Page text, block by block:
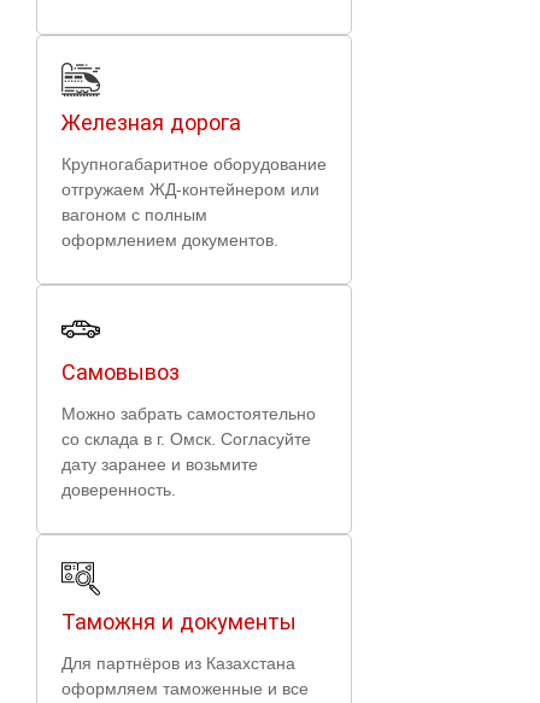
Железная дорога
Крупногабаритное оборудование
отгружаем ЖД-контейнером или
вагоном с полным
оформлением документов.
Самовывоз
Можно забрать самостоятельно
со склада в г. Омск. Согласуйте
дату заранее и возьмите
доверенность.
Таможня и документы
Для партнёров из Казахстана
оформляем таможенные и все